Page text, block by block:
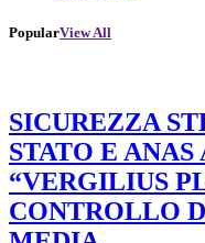
PopularView All
SICUREZZA
STATO E
“VERGILIUS
CONTROLLO